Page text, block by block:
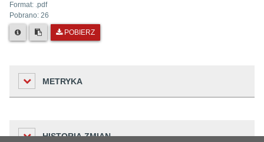
Format: .pdf
Pobrano: 26
POBIERZ
METRYKA
Liczba odwiedzin
364
HISTORIA ZMIAN